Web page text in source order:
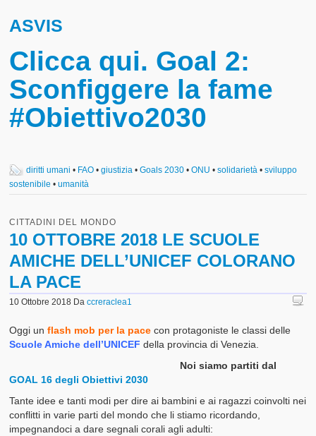
ASVIS
Clicca qui. Goal 2:
Sconfiggere la fame
#Obiettivo2030
diritti umani • FAO •giustizia •Goals 2030 •ONU •solidarietà •sviluppo
sostenibile •umanità
CITTADINI DEL MONDO
10 OTTOBRE 2018 LE SCUOLE
AMICHE DELL’UNICEF COLORANO
LA PACE
10 Ottobre 2018 Daccreraclea1
Oggi unflash mob per la pace con protagoniste le classi delle
Scuole Amiche dell’UNICEF della provincia di Venezia.
Noi siamo partiti dal
GOAL 16 degli Obiettivi 2030
Tante idee e tanti modi per dire ai bambini e ai ragazzi coinvolti nei
conflitti in varie parti del mondo che li stiamo ricordando,
impegnandoci a dare segnali corali agli adulti: